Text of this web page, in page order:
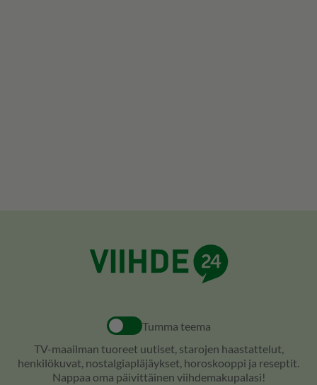
Tumma teema
TV-maailman tuoreet uutiset, starojen haastattelut,
henkilökuvat, nostalgiapläjäykset, horoskooppi ja reseptit.
Nappaa oma päivittäinen viihdemakupalasi!